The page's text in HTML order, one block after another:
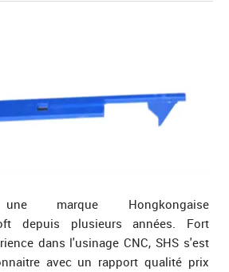
marque Hongkongaise
depuis plusieurs années. Fort
dans l'usinage CNC, SHS s'est
avec un rapport qualité prix